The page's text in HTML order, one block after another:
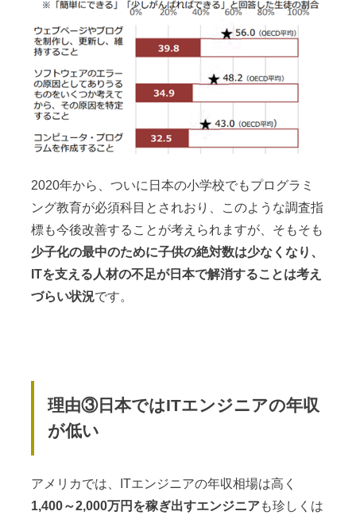
2020年から、ついに日本の小学校でもプログラミ
ング教育が必須科目とされおり、このような調査指
標も今後改善することが考えられますが、そもそも
少子化の最中のために子供の絶対数は少なくなり、
ITを支える人材の不足が日本で解消することは考え
づらい状況です。
理由③日本ではITエンジニアの年収
が低い
アメリカでは、ITエンジニアの年収相場は高く
1,400～2,000万円を稼ぎ出すエンジニアも珍しくは